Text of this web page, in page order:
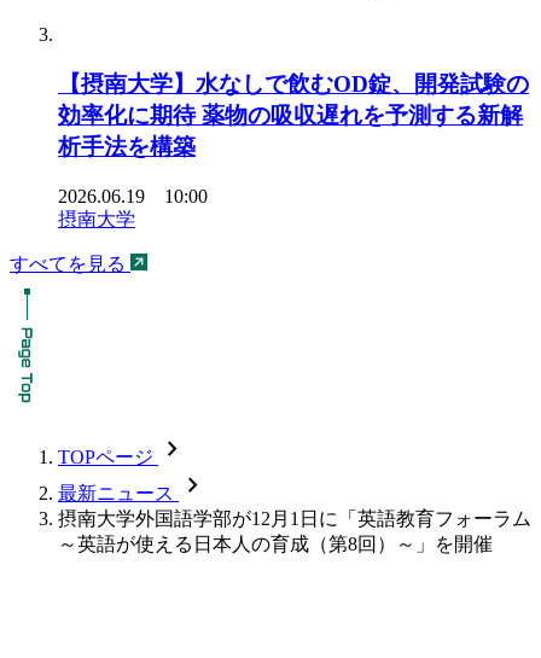
【摂南大学】水なしで飲むOD錠、開発試験の
効率化に期待 薬物の吸収遅れを予測する新解
析手法を構築
2026.06.19 10:00
摂南大学
すべてを見る
TOPページ chevron_forward
最新ニュース chevron_forward
摂南大学外国語学部が12月1日に「英語教育フォーラム
～英語が使える日本人の育成（第8回）～」を開催